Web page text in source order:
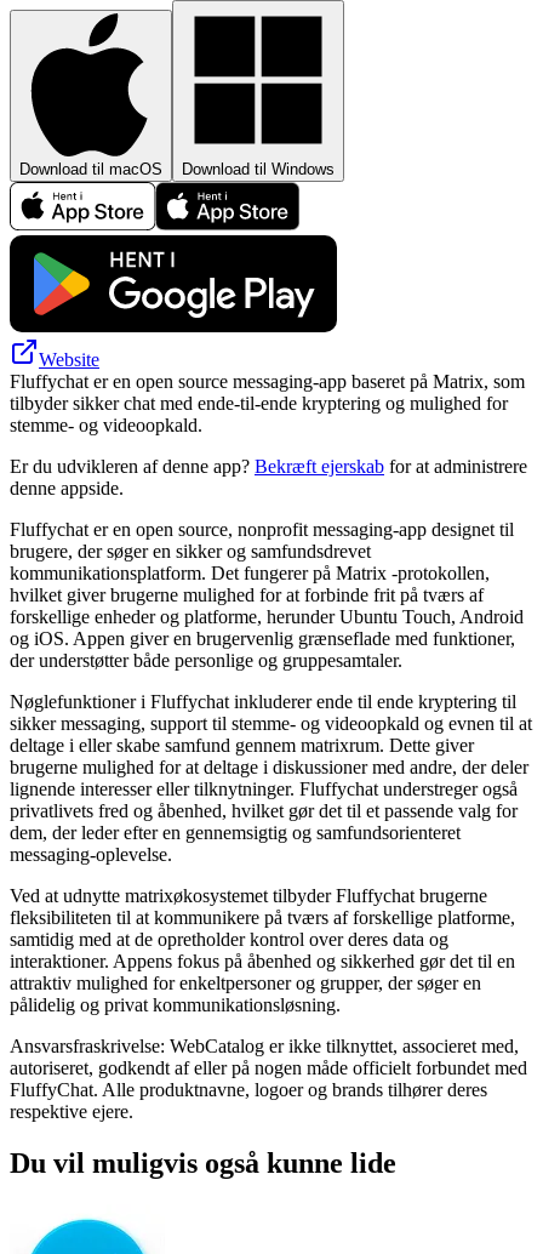
Download til macOS Download til Windows
Website
Fluffychat er en open source messaging-app baseret på Matrix, som
tilbyder sikker chat med ende-til-ende kryptering og mulighed for
stemme- og videoopkald.
Er du udvikleren af denne app? Bekræft ejerskab for at administrere
denne appside.
Fluffychat er en open source, nonprofit messaging-app designet til
brugere, der søger en sikker og samfundsdrevet
kommunikationsplatform. Det fungerer på Matrix -protokollen,
hvilket giver brugerne mulighed for at forbinde frit på tværs af
forskellige enheder og platforme, herunder Ubuntu Touch, Android
og iOS. Appen giver en brugervenlig grænseflade med funktioner,
der understøtter både personlige og gruppesamtaler.
Nøglefunktioner i Fluffychat inkluderer ende til ende kryptering til
sikker messaging, support til stemme- og videoopkald og evnen til at
deltage i eller skabe samfund gennem matrixrum. Dette giver
brugerne mulighed for at deltage i diskussioner med andre, der deler
lignende interesser eller tilknytninger. Fluffychat understreger også
privatlivets fred og åbenhed, hvilket gør det til et passende valg for
dem, der leder efter en gennemsigtig og samfundsorienteret
messaging-oplevelse.
Ved at udnytte matrixøkosystemet tilbyder Fluffychat brugerne
fleksibiliteten til at kommunikere på tværs af forskellige platforme,
samtidig med at de opretholder kontrol over deres data og
interaktioner. Appens fokus på åbenhed og sikkerhed gør det til en
attraktiv mulighed for enkeltpersoner og grupper, der søger en
pålidelig og privat kommunikationsløsning.
Ansvarsfraskrivelse: WebCatalog er ikke tilknyttet, associeret med,
autoriseret, godkendt af eller på nogen måde officielt forbundet med
FluffyChat. Alle produktnavne, logoer og brands tilhører deres
respektive ejere.
Du vil muligvis også kunne lide